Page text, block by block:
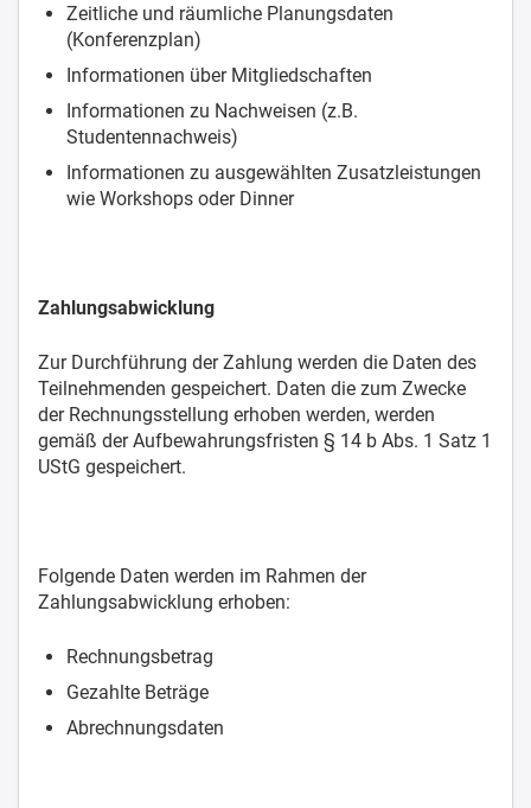
Zeitliche und räumliche Planungsdaten
(Konferenzplan)
Informationen über Mitgliedschaften
Informationen zu Nachweisen (z.B.
Studentennachweis)
Informationen zu ausgewählten Zusatzleistungen
wie Workshops oder Dinner
Zahlungsabwicklung
Zur Durchführung der Zahlung werden die Daten des
Teilnehmenden gespeichert. Daten die zum Zwecke
der Rechnungsstellung erhoben werden, werden
gemäß der Aufbewahrungsfristen § 14 b Abs. 1 Satz 1
UStG gespeichert.
Folgende Daten werden im Rahmen der
Zahlungsabwicklung erhoben:
Rechnungsbetrag
Gezahlte Beträge
Abrechnungsdaten